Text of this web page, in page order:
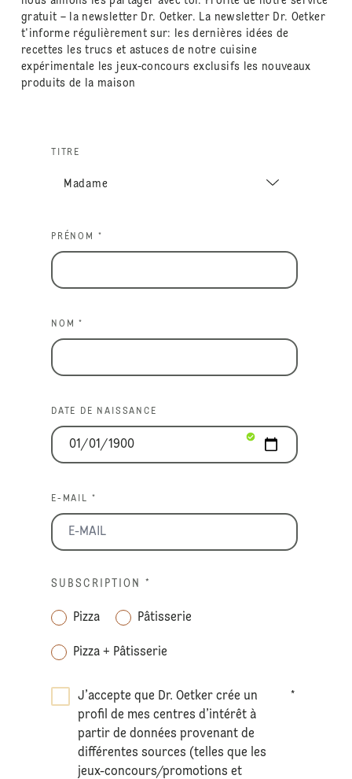
gratuit – la newsletter Dr. Oetker. La newsletter Dr. Oetker
t'informe régulièrement sur: les dernières idées de
recettes les trucs et astuces de notre cuisine
expérimentale les jeux-concours exclusifs les nouveaux
produits de la maison
TITRE
PRÉNOM *
NOM *
DATE DE NAISSANCE
E-MAIL *
SUBSCRIPTION *
Pizza Pâtisserie
Pizza + Pâtisserie
J’accepte que Dr. Oetker crée un
profil de mes centres d’intérêt à
partir de données provenant de
différentes sources (telles que les
jeux-concours/promotions et
*